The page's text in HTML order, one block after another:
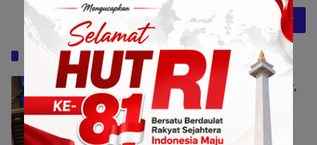
Baca Juga
Musda VII Demokrat Jatim Siap Digelar,
H. Nur Muhyidin Ditunjuk sebagai Ketua
OC
Jatim Raya 9 Agustus 2026 19:48